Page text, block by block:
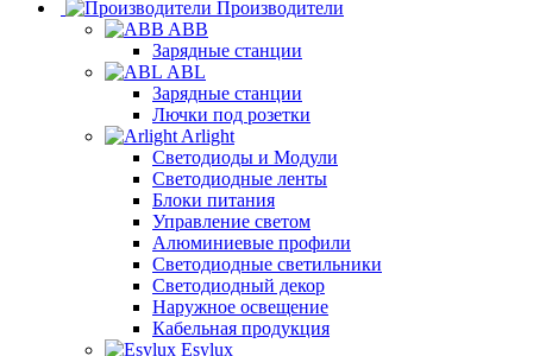
Производители
ABB
Зарядные станции
ABL
Зарядные станции
Лючки под розетки
Arlight
Светодиоды и Модули
Светодиодные ленты
Блоки питания
Управление светом
Алюминиевые профили
Светодиодные светильники
Светодиодный декор
Наружное освещение
Кабельная продукция
Esylux